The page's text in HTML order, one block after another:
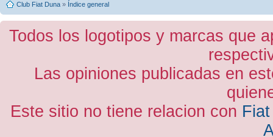
Club Fiat Duna » Índice general
Todos los logotipos y marcas que
Las opiniones publicadas en
Este sitio no tiene relacion con